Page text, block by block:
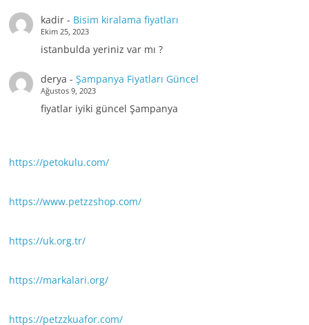
kadir- Bisim kiralama fiyatları
Ekim 25, 2023
istanbulda yeriniz var mı ?
derya - Şampanya Fiyatları Güncel
Ağustos 9, 2023
fiyatlar iyiki güncel Şampanya
https://petokulu.com/
https://www.petzzshop.com/
https://uk.org.tr/
https://markalari.org/
https://petzzkuafor.com/